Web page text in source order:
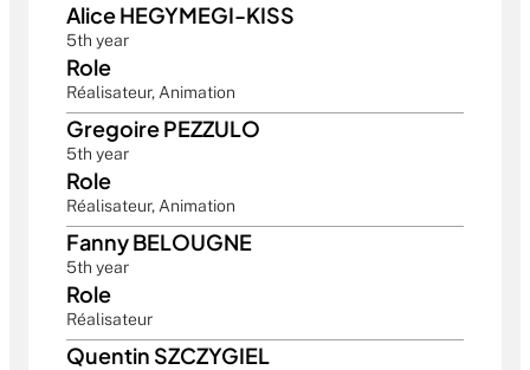
Alice HEGYMEGI-KISS
5th year
Role
Réalisateur, Animation
Gregoire PEZZULO
5th year
Role
Réalisateur, Animation
Fanny BELOUGNE
5th year
Role
Réalisateur
Quentin SZCZYGIEL